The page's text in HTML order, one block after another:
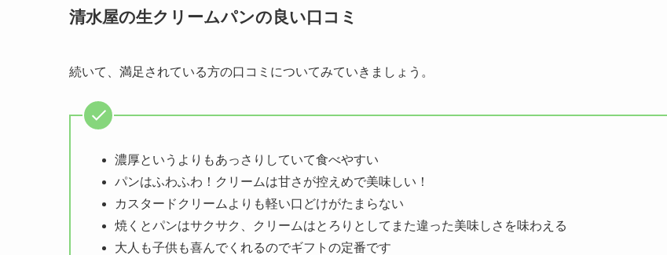
清水屋の生クリームパンの良い口コミ
続いて、満足されている方の口コミについてみていきましょう。
濃厚というよりもあっさりしていて食べやすい
パンはふわふわ！クリームは甘さが控えめで美味しい！
カスタードクリームよりも軽い口どけがたまらない
焼くとパンはサクサク、クリームはとろりとしてまた違った美味しさを味わえる
大人も子供も喜んでくれるのでギフトの定番です